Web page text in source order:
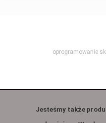
oprogramowanie
Jesteśmy także